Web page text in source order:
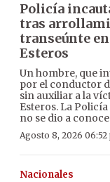
Policía
tras
transeúnte
Esteros
Un hombre, que
por el conductor
sin auxiliar a la
Esteros. La
no se dio a
Agosto 8, 2026 06:52
Nacionales